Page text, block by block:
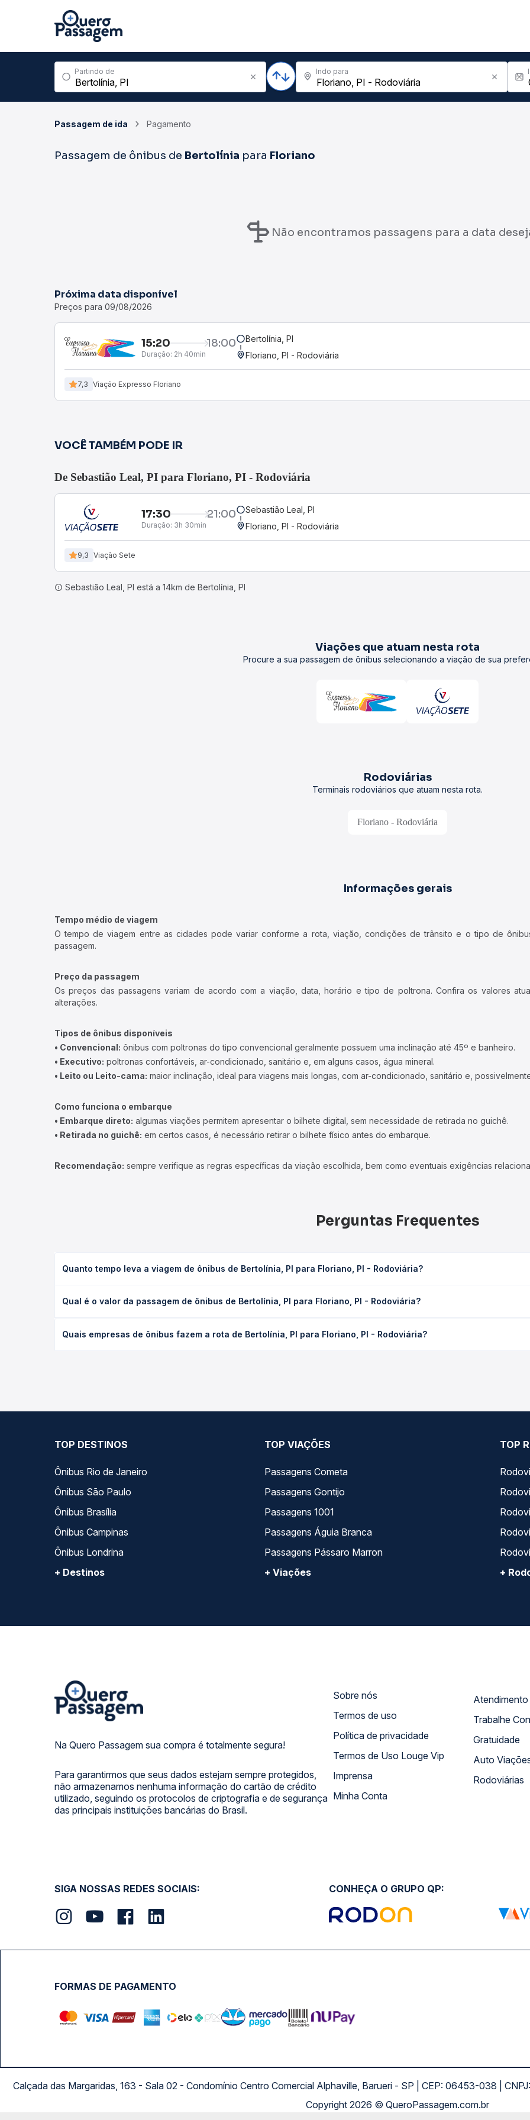
Partindo de Indo para
Passagem de ida Pagamento
Passagem de ônibus de Bertolínia para Floriano
Não encontramos passagens para a data
Próxima data disponível
Preços para 09/08/2026
15:20 18:00
Duração: 2h 40min
Bertolínia, PI
Floriano, PI - Rodoviária
7,3 Viação Expresso Floriano
VOCÊ TAMBÉM PODE IR
De Sebastião Leal, PI para Floriano, PI - Rodoviária
17:30 21:00
Duração: 3h 30min
Sebastião Leal, PI
Floriano, PI - Rodoviária
9,3 Viação Sete
Sebastião Leal, PI está a 14km de Bertolínia, PI
Viações que atuam nesta rota
Procure a sua passagem de ônibus selecionando a viação de sua
Rodoviárias
Terminais rodoviários que atuam nesta rota.
Floriano - Rodoviária
Informações gerais
Tempo médio de viagem
O tempo de viagem entre as cidades pode variar conforme a rota, viação, condições de trânsito e o tipo de
passagem.
Preço da passagem
Os preços das passagens variam de acordo com a viação, data, horário e tipo de poltrona. Confira os valores
alterações.
Tipos de ônibus disponíveis
• Convencional: ônibus com poltronas do tipo convencional geralmente possuem uma inclinação até 45º e banheiro.
• Executivo: poltronas confortáveis, ar-condicionado, sanitário e, em alguns casos, água mineral.
• Leito ou Leito-cama: maior inclinação, ideal para viagens mais longas, com ar-condicionado, sanitário e,
Como funciona o embarque
• Embarque direto: algumas viações permitem apresentar o bilhete digital, sem necessidade de retirada no guichê.
• Retirada no guichê: em certos casos, é necessário retirar o bilhete físico antes do embarque.
Recomendação: sempre verifique as regras específicas da viação escolhida, bem como eventuais exigências
Perguntas Frequentes
Quanto tempo leva a viagem de ônibus de Bertolínia, PI para Floriano, PI - Rodoviária?
ou leito) e as condições de tráfego. Na Quero Passagem você consulta os horários disponíveis e vê a duração exata
Qual é o valor da passagem de ônibus de Bertolínia, PI para Floriano, PI - Rodoviária?
e a antecedência da compra. Na Quero Passagem você compara os preços de todas as viações em tempo real e
Quais empresas de ônibus fazem a rota de Bertolínia, PI para Floriano, PI - Rodoviária?
TOP DESTINOS
Ônibus Rio de Janeiro
Ônibus São Paulo
Ônibus Brasília
Ônibus Campinas
Ônibus Londrina
+ Destinos
TOP VIAÇÕES
Passagens Cometa
Passagens Gontijo
Passagens 1001
Passagens Águia Branca
Passagens Pássaro Marron
+ Viações
TOP
+
Na Quero Passagem sua compra é totalmente segura!
Para garantirmos que seus dados estejam sempre protegidos,
não armazenamos nenhuma informação do cartão de crédito
utilizado, seguindo os protocolos de criptografia e de segurança
das principais instituições bancárias do Brasil.
Sobre nós
Termos de uso
Política de privacidade
Termos de Uso Louge Vip
Imprensa
Minha Conta
Trabalhe
Gratuidade
Auto
Rodoviárias
SIGA NOSSAS REDES SOCIAIS: CONHEÇA O GRUPO QP:
FORMAS DE PAGAMENTO
Calçada das Margaridas, 163 - Sala 02 - Condomínio Centro Comercial Alphaville, Barueri - SP | CEP: 06453-038 |
Copyright 2026 © QueroPassagem.com.br